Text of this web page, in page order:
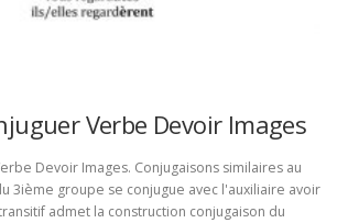
Verbe Devoir Images
Devoir Images. Conjugaisons similaires au
3ième groupe se conjugue avec l'auxiliaire avoir
admet la construction conjugaison du